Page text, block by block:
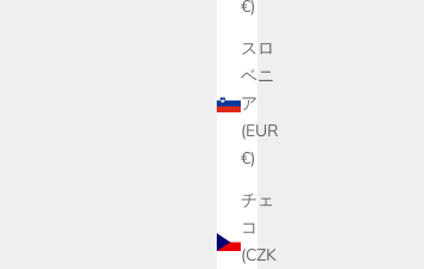
€)
スロ
ベニ
ア
(EUR
€)
チェ
コ
(CZK